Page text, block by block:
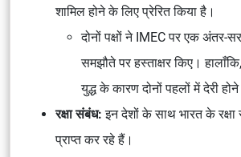
शामिल होने के लिए प्रेरित किया है।
दोनों पक्षों ने IMEC पर एक अंतर-
समझौते पर हस्ताक्षर किए।
युद्ध के कारण दोनों पहलों में देरी
रक्षा संबंध:इन देशों के साथ भारत के रक्षा
प्राप्त कर रहे हैं।